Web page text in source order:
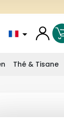
Thé & Tisane